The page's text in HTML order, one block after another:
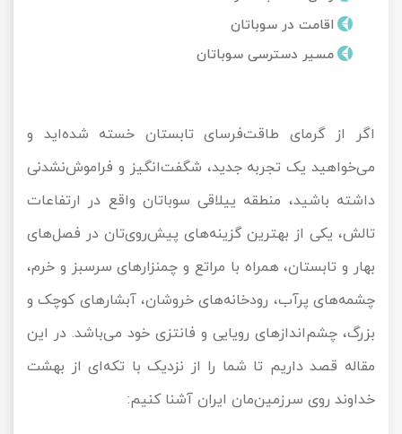
اقامت در سوباتان
مسیر دسترسی سوباتان
اگر از گرمای طاقت‌فرسای تابستان خسته‌ شده‌اید و
می‌خواهید یک تجربه جدید، شگفت‌انگیز و فراموش‌نشدنی
داشته باشید، منطقه ییلاقی سوباتان واقع در ارتفاعات
تالش، یکی از بهترین گزینه‌های پیش‌روی‌تان در فصل‌های
بهار و تابستان، همراه با مراتع و چمنزارهای سرسبز و خرم،
چشمه‌های پرآب، رودخانه‌های خروشان، آبشارهای کوچک و
بزرگ، چشم‌اندازهای رویایی و فانتزی خود می‌باشد. در این
مقاله قصد داریم تا شما را از نزدیک با تکه‌ای از بهشت
خداوند روی سرزمین‌مان ایران آشنا کنیم:
تور کویر مرنجاب
تور کویر مصر
تور کویر ابوزیدآباد
تور ماسوله
تور مرداب سراوان
تور کیش از ساری
اقساطی
تور سنگاپور اقساطی
تور زیارتی اقساطی